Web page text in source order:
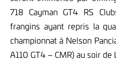
718 Cayman GT4 RS
frangins ayant repris la
championnat à Nelson
A110 GT4 – CMR) au soir de